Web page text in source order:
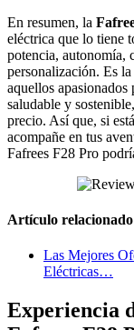
En resumen, la
eléctrica que lo tiene
potencia, autonomía,
personalización. Es
aquellos
saludable y
precio. Así que, si
acompañe en tus
Fafrees F28 Pro
Artículo relacionado
Las Mejores
Eléctricas…
Experiencia